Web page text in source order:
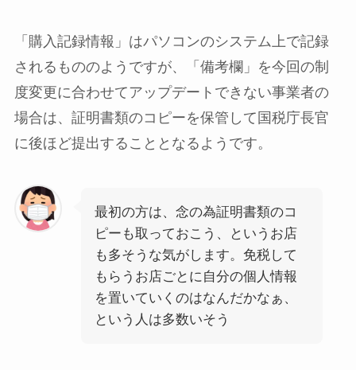
「購入記録情報」はパソコンのシステム上で記録
されるもののようですが、「備考欄」を今回の制
度変更に合わせてアップデートできない事業者の
場合は、証明書類のコピーを保管して国税庁長官
に後ほど提出することとなるようです。
最初の方は、念の為証明書類のコ
ピーも取っておこう、というお店
も多そうな気がします。免税して
もらうお店ごとに自分の個人情報
を置いていくのはなんだかなぁ、
という人は多数いそう